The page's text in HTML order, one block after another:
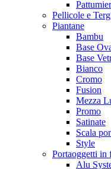
Pellicole e
Piantane
Bambu
Base
Base
Bianco
Cromo
Fusion
Mezza
Promo
Satinate
Scala
Style
Portaoggetti in
Alu